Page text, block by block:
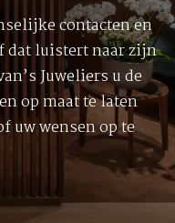
contacten en
luistert naar zijn
Juweliers u de
op maat te laten
uw wensen op te